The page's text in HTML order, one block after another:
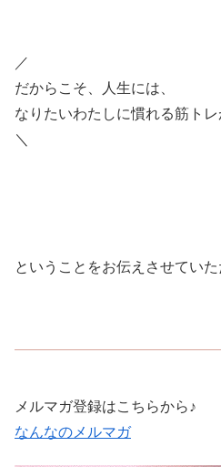
／
だからこそ、人生には、
なりたいわたしに慣れる筋トレ
＼
ということをお伝えさせていた
メルマガ登録はこちらから♪
なんなのメルマガ